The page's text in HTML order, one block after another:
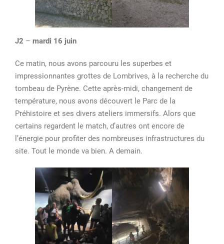
J2 – mardi 16 juin
Ce matin, nous avons parcouru les superbes et
impressionnantes grottes de Lombrives, à la recherche du
tombeau de Pyrène. Cette après-midi, changement de
température, nous avons découvert le Parc de la
Préhistoire et ses divers ateliers immersifs. Alors que
certains regardent le match, d’autres ont encore de
l’énergie pour profiter des nombreuses infrastructures du
site. Tout le monde va bien. A demain.